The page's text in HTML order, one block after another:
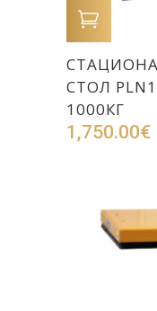
СТОЛ
1000КГ
1,750.00€